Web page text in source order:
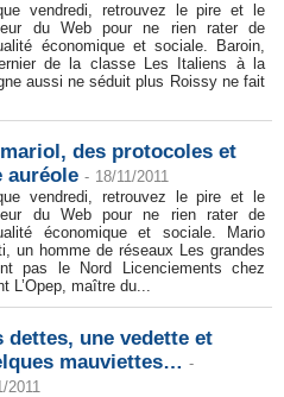
vendredi, retrouvez le pire et le
du Web pour ne rien rater de
économique et sociale. Baroin,
de la classe Les Italiens à la
aussi ne séduit plus Roissy ne fait
des protocoles et
auréole - 18/11/2011
vendredi, retrouvez le pire et le
du Web pour ne rien rater de
économique et sociale. Mario
un homme de réseaux Les grandes
pas le Nord Licenciements chez
L’Opep, maître du...
dettes, une vedette et
mauviettes… -
2011